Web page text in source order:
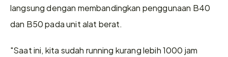
langsung dengan membandingkan penggunaan B40
dan B50 pada unit alat berat.
"Saat ini, kita sudah running kurang lebih 1000 jam